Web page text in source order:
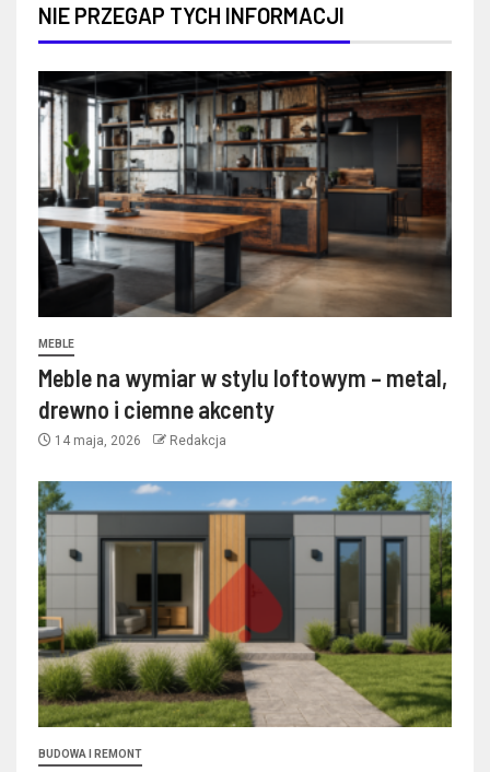
NIE PRZEGAP TYCH INFORMACJI
MEBLE
Meble na wymiar w stylu loftowym – metal,
drewno i ciemne akcenty
14 maja, 2026 Redakcja
BUDOWA I REMONT